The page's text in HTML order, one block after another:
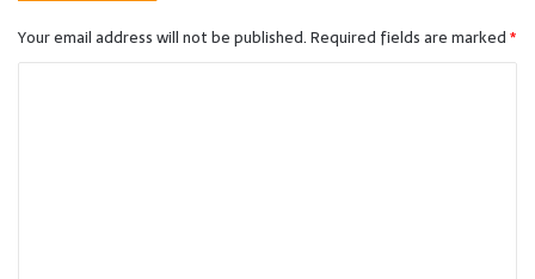
Your email address will not be published.Required fields are marked*